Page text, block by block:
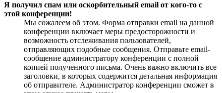
Я получил спам или оскорбительный email от кого-то с
этой конференции!
Мы сожалеем об этом. Форма отправки email на данной
конференции включает меры предосторожности и
возможность отслеживания пользователей,
отправляющих подобные сообщения. Отправьте email-
сообщение администратору конференции с полной
копией полученного письма. Очень важно включить все
заголовки, в которых содержится детальная информация
об отправителе. Администратор конференции сможет в